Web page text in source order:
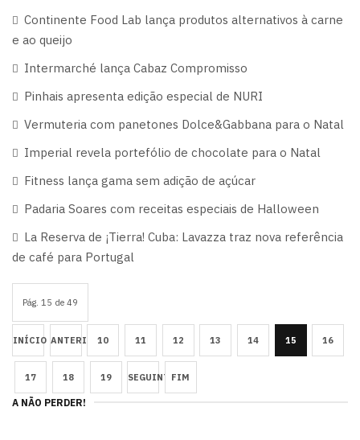
Continente Food Lab lança produtos alternativos à carne
e ao queijo
Intermarché lança Cabaz Compromisso
Pinhais apresenta edição especial de NURI
Vermuteria com panetones Dolce&Gabbana para o Natal
Imperial revela portefólio de chocolate para o Natal
Fitness lança gama sem adição de açúcar
Padaria Soares com receitas especiais de Halloween
La Reserva de ¡Tierra! Cuba: Lavazza traz nova referência
de café para Portugal
Pág. 15 de 49
INÍCIO ANTERIOR10 11 12 13 14 15 16
17 18 19 SEGUINTEFIM
A NÃO PERDER!